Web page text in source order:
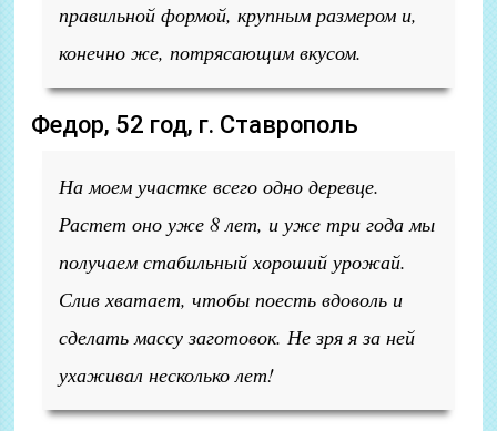
правильной формой, крупным размером и,
конечно же, потрясающим вкусом.
Федор, 52 год, г. Ставрополь
На моем участке всего одно деревце.
Растет оно уже 8 лет, и уже три года мы
получаем стабильный хороший урожай.
Слив хватает, чтобы поесть вдоволь и
сделать массу заготовок. Не зря я за ней
ухаживал несколько лет!